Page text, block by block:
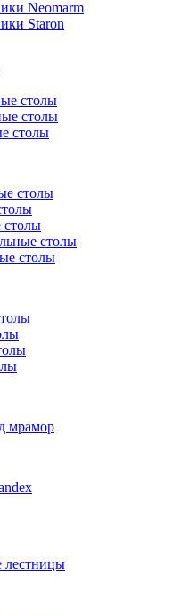
Neomarm
Staron
столы
столы
столы
столы
столы
столы
столы
мрамор
лестницы